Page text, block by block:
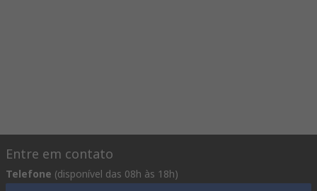
Entre em contato
Telefone (disponível das 08h às 18h)